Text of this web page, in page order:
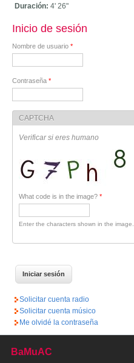
Duración:4' 26"
Inicio de sesión
Nombre de usuario *
Contraseña *
CAPTCHA
Verificar si eres humano
What code is in the image? *
Enter the characters shown in the image.
Solicitar cuenta radio
Solicitar cuenta músico
Me olvidé la contraseña
BaMuAC